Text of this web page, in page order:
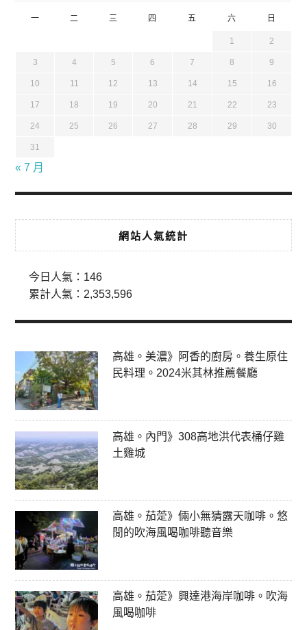
一 二 三 四 五 六 日
1 2
3 4 5 6 7 8 9
10 11 12 13 14 15 16
17 18 19 20 21 22 23
24 25 26 27 28 29 30
31
« 7 月
網站人氣統計
今日人氣： 146
累計人氣： 2,353,596
高雄。美濃》阿香的廚房。養生原住
民料理。2024米其林推薦餐廳
高雄。內門》308高地洪代表桶仔雞
土雞城
高雄。茄萣》倆小無猜露天咖啡。悠
閒的吹海風喝咖啡聽音樂
高雄。茄萣》興達港海岸咖啡。吹海
風喝咖啡